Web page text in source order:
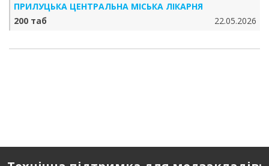
ПРИЛУЦЬКА ЦЕНТРАЛЬНА МІСЬКА ЛІКАРНЯ
200 таб
22.05.2026